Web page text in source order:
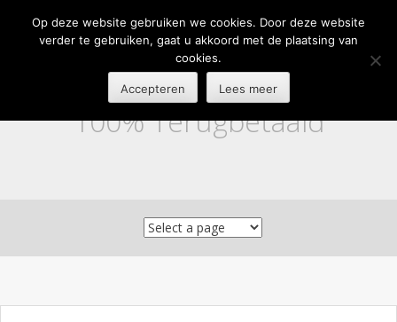
100% Terugbetaald
Op deze website gebruiken we cookies. Door deze website
verder te gebruiken, gaat u akkoord met de plaatsing van
cookies.
Accepteren Lees meer